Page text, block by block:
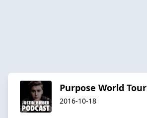
Purpose World Tour
2016-10-18